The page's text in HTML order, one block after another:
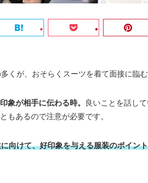
くが、おそらくスーツを着て面接に臨
象が相手に伝わる時。
良いことを話し
もあるので注意が必要です。
向けて、好印象を与える服装のポイン